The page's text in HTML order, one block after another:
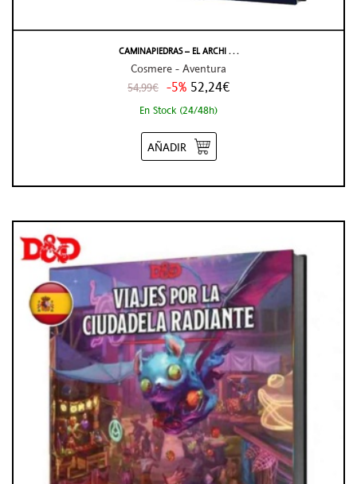
CAMINAPIEDRAS – EL ARCHI . . .
Cosmere - Aventura
54,99€ -5% 52,24€
En Stock (24/48h)
AÑADIR